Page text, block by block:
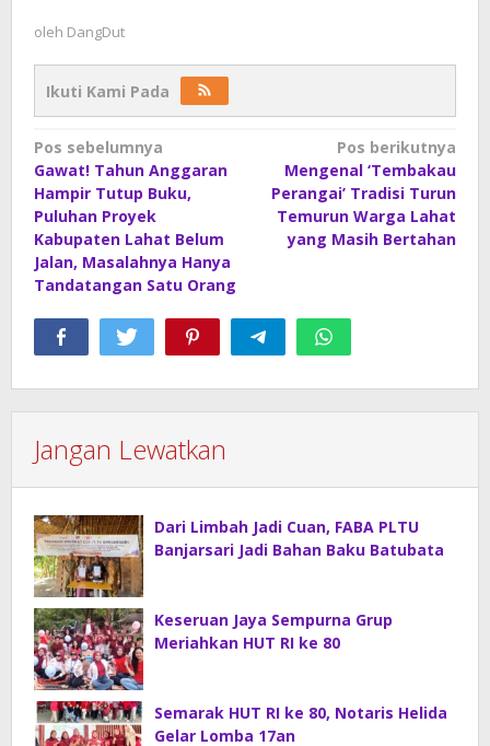
oleh DangDut
Ikuti Kami Pada
Navigasi
pos
Pos sebelumnya
Gawat! Tahun Anggaran
Hampir Tutup Buku,
Puluhan Proyek
Kabupaten Lahat Belum
Jalan, Masalahnya Hanya
Tandatangan Satu Orang
Pos berikutnya
Mengenal ‘Tembakau
Perangai’ Tradisi Turun
Temurun Warga Lahat
yang Masih Bertahan
Jangan Lewatkan
Dari Limbah Jadi Cuan, FABA PLTU
Banjarsari Jadi Bahan Baku Batubata
Keseruan Jaya Sempurna Grup
Meriahkan HUT RI ke 80
Semarak HUT RI ke 80, Notaris Helida
Gelar Lomba 17an